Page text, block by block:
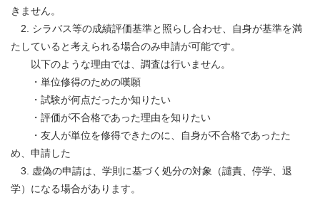
きません。
2. シラバス等の成績評価基準と照らし合わせ、自身が基準を満
たしていると考えられる場合のみ申請が可能です。
以下のような理由では、調査は行いません。
・単位修得のための嘆願
・試験が何点だったか知りたい
・評価が不合格であった理由を知りたい
・友人が単位を修得できたのに、自身が不合格であったた
め、申請した
3. 虚偽の申請は、学則に基づく処分の対象（譴責、停学、退
学）になる場合があります。